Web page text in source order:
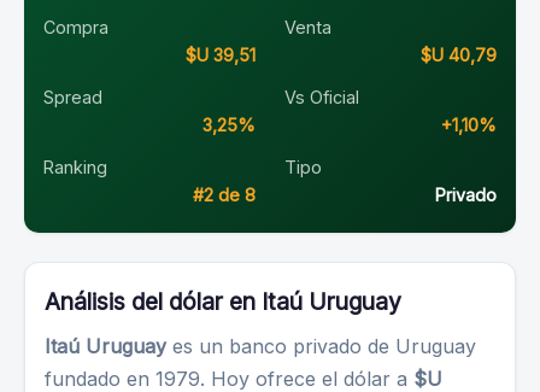
Compra
$U 39,51
Venta
$U 40,79
Spread
3,25%
Vs Oficial
+1,10%
Ranking
#2 de 8
Tipo
Privado
Análisis del dólar en Itaú Uruguay
Itaú Uruguayes un banco privado de Uruguay
fundado en 1979. Hoy ofrece el dólar a $U